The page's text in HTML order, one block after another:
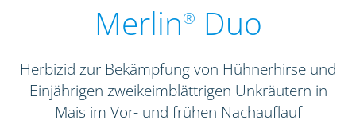
Merlin® Duo
Herbizid zur Bekämpfung von Hühnerhirse und
Einjährigen zweikeimblättrigen Unkräutern in
Mais im Vor- und frühen Nachauflauf